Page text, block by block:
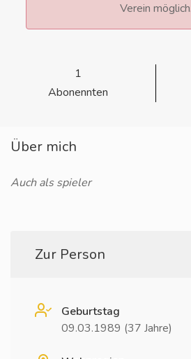
Verein möglich.
1
Abonennten
Über mich
Auch als spieler
Zur Person
Geburtstag
09.03.1989 (37 Jahre)